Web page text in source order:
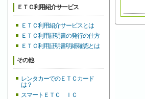
ＥＴＣ利用紹介サービス
ＥＴＣ利用紹介サービスとは
ＥＴＣ利用証明書の発行の仕方
ＥＴＣ利用証明書明細確認とは
その他
レンタカーでのＥＴＣカード
は？
スマートＥＴＣ ＩＣ